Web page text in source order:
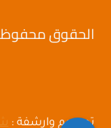
الحقوق محفوظة ©
تصميم وارشفة :